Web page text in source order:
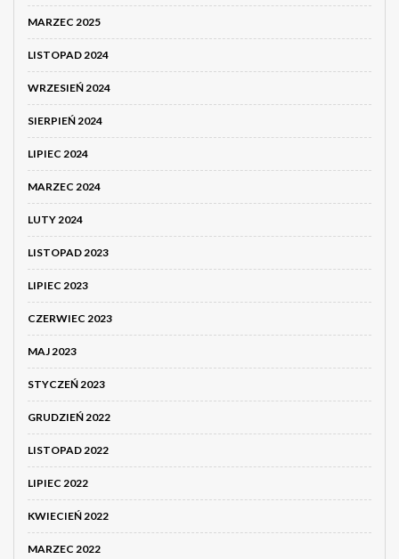
MARZEC 2025
LISTOPAD 2024
WRZESIEŃ 2024
SIERPIEŃ 2024
LIPIEC 2024
MARZEC 2024
LUTY 2024
LISTOPAD 2023
LIPIEC 2023
CZERWIEC 2023
MAJ 2023
STYCZEŃ 2023
GRUDZIEŃ 2022
LISTOPAD 2022
LIPIEC 2022
KWIECIEŃ 2022
MARZEC 2022